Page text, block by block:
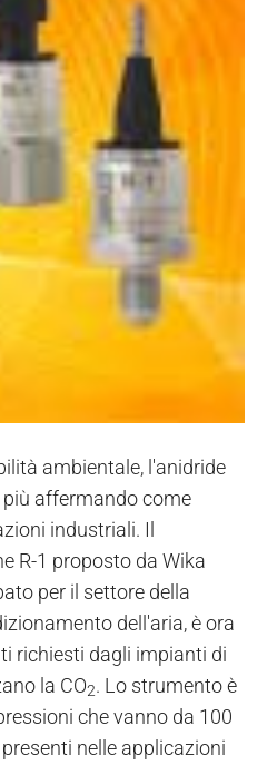
ambientale, l'anidride
affermando come
industriali. Il
R-1 proposto da Wika
per il settore della
dell'aria, è ora
richiesti dagli impianti di
la CO2. Lo strumento è
che vanno da 100
nelle applicazioni